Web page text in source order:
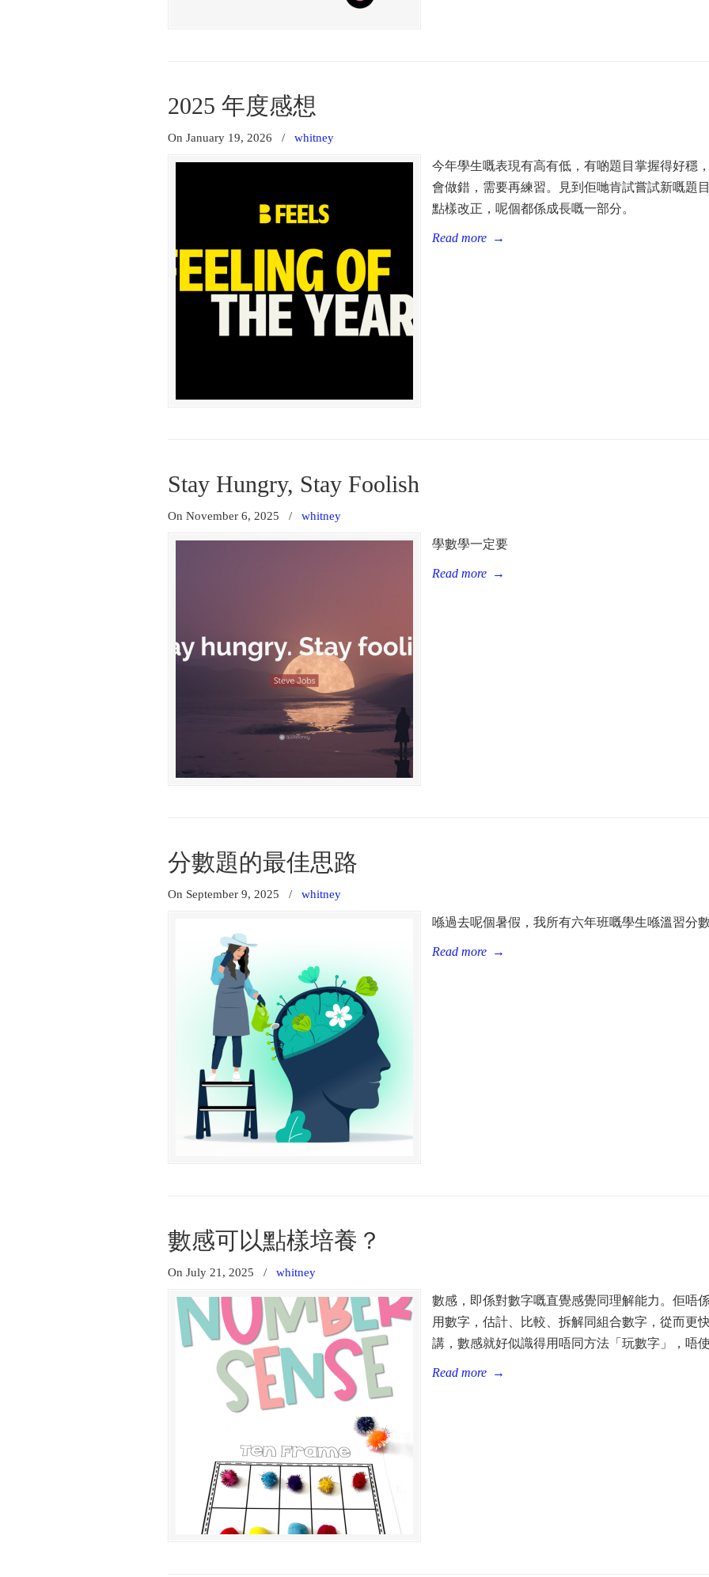
2025 年度感想
On January 19, 2026 / whitney
今年學生嘅表現有高有低，有啲題目掌握得好穩
會做錯，需要再練習。見到佢哋肯試嘗試新嘅題
點樣改正，呢個都係成長嘅一部分。
Read more →
Stay Hungry, Stay Foolish
On November 6, 2025 / whitney
學數學一定要
Read more →
分數題的最佳思路
On September 9, 2025 / whitney
喺過去呢個暑假，我所有六年班嘅學生喺溫習分
Read more →
數感可以點樣培養？
On July 21, 2025 / whitney
數感，即係對數字嘅直覺感覺同理解能力。佢唔
用數字，估計、比較、拆解同組合數字，從而更
講，數感就好似識得用唔同方法「玩數字」，唔
Read more →